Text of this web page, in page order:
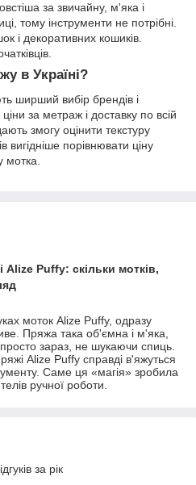
за звичайну, м'яка і
тому інструменти не потрібні.
і декоративних кошиків.
в Україні?
ширший вибір брендів і
за метраж і доставку по всій
змогу оцінити текстуру
вигідніше порівнювати ціну
мотка.
Alize Puffy: скільки мотків,
моток Alize Puffy, одразу
Пряжа така об'ємна і м'яка,
зараз, не шукаючи спиць.
Alize Puffy справді в'яжуться
Саме ця «магія» зробила
ручної роботи.
за рік